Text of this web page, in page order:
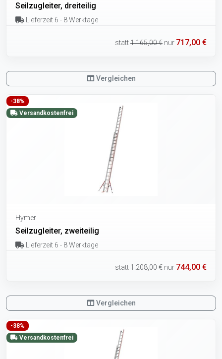
Seilzugleiter, dreiteilig
Lieferzeit 6 - 8 Werktage
statt1.165,00 € nur 717,00 €
Vergleichen
-38%
Versandkostenfrei
Hymer
Seilzugleiter, zweiteilig
Lieferzeit 6 - 8 Werktage
statt1.208,00 € nur 744,00 €
Vergleichen
-38%
Versandkostenfrei